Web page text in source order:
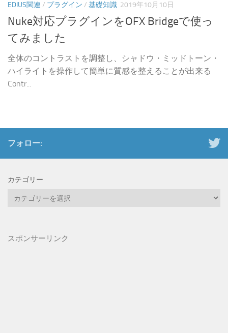
EDIUS関連 / プラグイン / 基礎知識 2019年10月10日
Nuke対応プラグインをOFX Bridgeで使っ
てみました
全体のコントラストを調整し、シャドウ・ミッドトーン・
ハイライトを操作して簡単に質感を整えることが出来る
Contr...
フォロー:
カテゴリー
ー
スポンサーリンク